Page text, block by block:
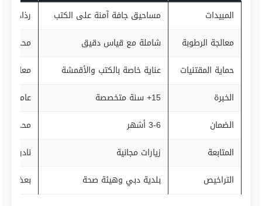
المبيدات مساحيق جافة آمنة على الكتب
رذاذ
معالجة الرطوبة
شاملة مع قياس دقيق
محدودة
حماية المقتنيات
عناية خاصة بالكتب والأقمشة
معالجة
الخبرة
15+ سنة متخصصة
عامة
الضمان
3-6 أشهر
محدود
المتابعة
زيارات مجانية
نادرة
التراخيص
بلدية دبي وهيئة صحة بعضها